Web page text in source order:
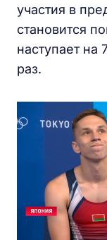
участия в
становится
наступает на
раз.